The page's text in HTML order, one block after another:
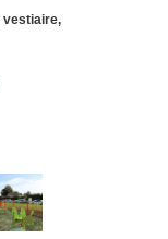
vestiaire,